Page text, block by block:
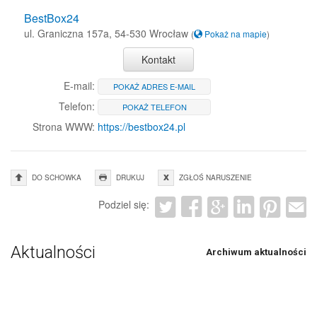
BestBox24
ul. Graniczna 157a, 54-530 Wrocław ( Pokaż na mapie)
Kontakt
E-mail:
POKAŻ ADRES E-MAIL
Telefon: POKAŻ TELEFON
Strona WWW: https://bestbox24.pl
DO SCHOWKA DRUKUJ ZGŁOŚ NARUSZENIE
Podziel się:
Aktualności Archiwum aktualności